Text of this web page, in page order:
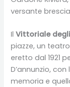
versante
IlVittoriale
piazze, un
eretto dal 1921
D’annunzio,
memoria e